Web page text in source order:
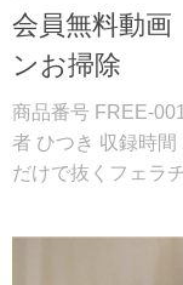
会員無料動
ンお掃除
商品番号 FREE-
者 ひつき 収録時
だけで抜くフェラ